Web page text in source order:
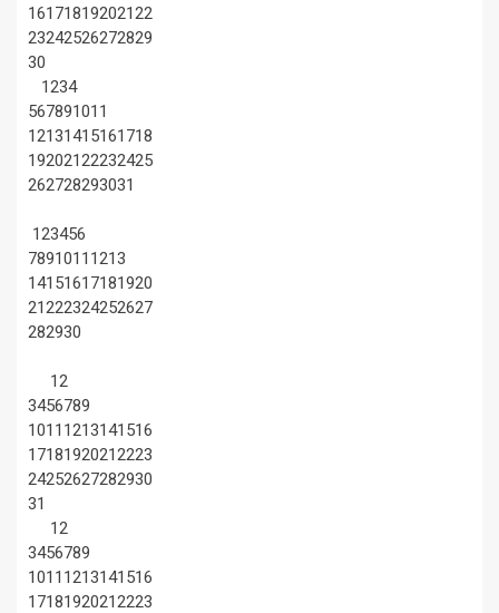
16171819202122
23242526272829
30
1234
567891011
12131415161718
19202122232425
262728293031
123456
7891011 1213
14151617181920
21222324252627
282930
12
3456789
1011 1213141516
17181920212223
24252627282930
31
12
3456789
1011 1213141516
17181920212223